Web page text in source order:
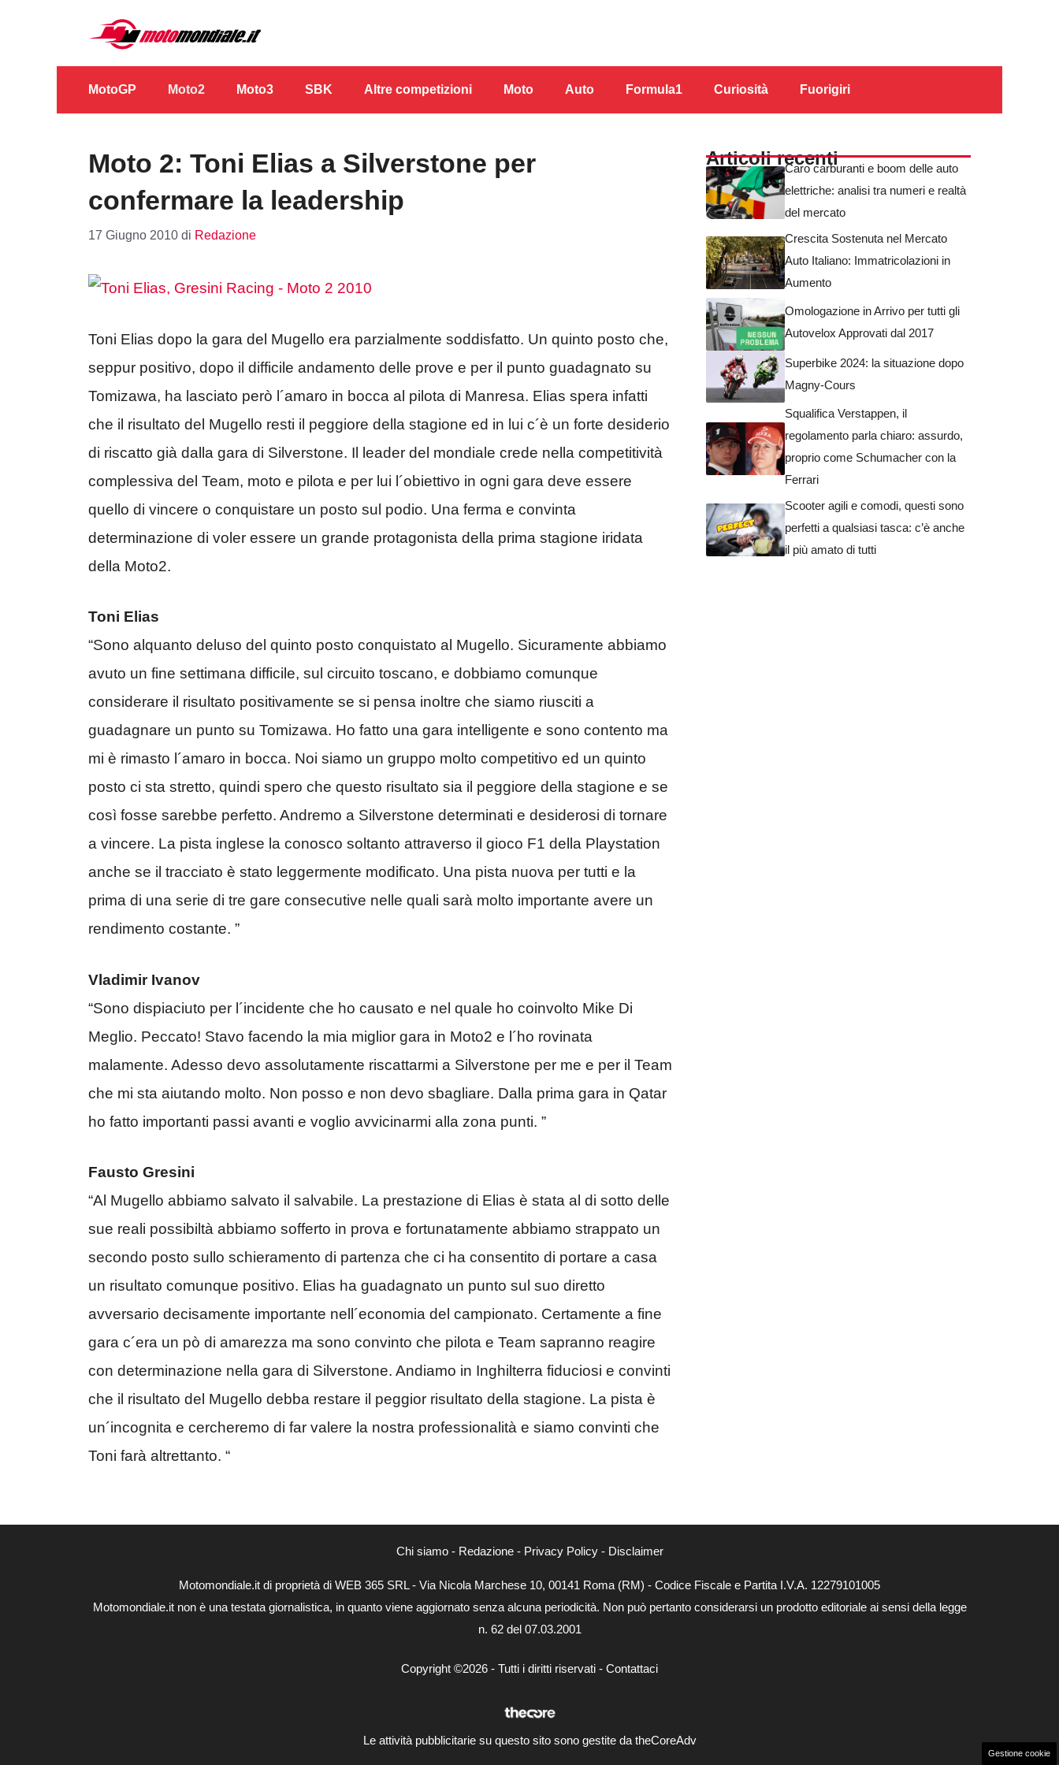
contenuto
MotoGP Moto2 Moto3 SBK Altre competizioni Moto Auto Formula1 Curiosità Fuorigiri
Moto 2: Toni Elias a Silverstone per
confermare la leadership
17 Giugno 2010 di Redazione
Toni Elias dopo la gara del Mugello era parzialmente soddisfatto. Un quinto posto che,
seppur positivo, dopo il difficile andamento delle prove e per il punto guadagnato su
Tomizawa, ha lasciato però l´amaro in bocca al pilota di Manresa. Elias spera infatti
che il risultato del Mugello resti il peggiore della stagione ed in lui c´è un forte desiderio
di riscatto già dalla gara di Silverstone. Il leader del mondiale crede nella competitività
complessiva del Team, moto e pilota e per lui l´obiettivo in ogni gara deve essere
quello di vincere o conquistare un posto sul podio. Una ferma e convinta
determinazione di voler essere un grande protagonista della prima stagione iridata
della Moto2.
Toni Elias
“Sono alquanto deluso del quinto posto conquistato al Mugello. Sicuramente abbiamo
avuto un fine settimana difficile, sul circuito toscano, e dobbiamo comunque
considerare il risultato positivamente se si pensa inoltre che siamo riusciti a
guadagnare un punto su Tomizawa. Ho fatto una gara intelligente e sono contento ma
mi è rimasto l´amaro in bocca. Noi siamo un gruppo molto competitivo ed un quinto
posto ci sta stretto, quindi spero che questo risultato sia il peggiore della stagione e se
così fosse sarebbe perfetto. Andremo a Silverstone determinati e desiderosi di tornare
a vincere. La pista inglese la conosco soltanto attraverso il gioco F1 della Playstation
anche se il tracciato è stato leggermente modificato. Una pista nuova per tutti e la
prima di una serie di tre gare consecutive nelle quali sarà molto importante avere un
rendimento costante. ”
Vladimir Ivanov
“Sono dispiaciuto per l´incidente che ho causato e nel quale ho coinvolto Mike Di
Meglio. Peccato! Stavo facendo la mia miglior gara in Moto2 e l´ho rovinata
malamente. Adesso devo assolutamente riscattarmi a Silverstone per me e per il Team
che mi sta aiutando molto. Non posso e non devo sbagliare. Dalla prima gara in Qatar
ho fatto importanti passi avanti e voglio avvicinarmi alla zona punti. ”
Fausto Gresini
“Al Mugello abbiamo salvato il salvabile. La prestazione di Elias è stata al di sotto delle
sue reali possibiltà abbiamo sofferto in prova e fortunatamente abbiamo strappato un
secondo posto sullo schieramento di partenza che ci ha consentito di portare a casa
un risultato comunque positivo. Elias ha guadagnato un punto sul suo diretto
avversario decisamente importante nell´economia del campionato. Certamente a fine
gara c´era un pò di amarezza ma sono convinto che pilota e Team sapranno reagire
con determinazione nella gara di Silverstone. Andiamo in Inghilterra fiduciosi e convinti
che il risultato del Mugello debba restare il peggior risultato della stagione. La pista è
un´incognita e cercheremo di far valere la nostra professionalità e siamo convinti che
Toni farà altrettanto. “
Articoli recentiCaro carburanti e boom delle auto
elettriche: analisi tra numeri e realtà
del mercato
Crescita Sostenuta nel Mercato
Auto Italiano: Immatricolazioni in
Aumento
Omologazione in Arrivo per tutti gli
Autovelox Approvati dal 2017
Superbike 2024: la situazione dopo
Magny-Cours
Squalifica Verstappen, il
regolamento parla chiaro: assurdo,
proprio come Schumacher con la
Ferrari
Scooter agili e comodi, questi sono
perfetti a qualsiasi tasca: c’è anche
il più amato di tutti
Chi siamo- Redazione- Privacy Policy- Disclaimer
Motomondiale.it di proprietà di WEB 365 SRL - Via Nicola Marchese 10, 00141 Roma (RM) - Codice Fiscale e Partita I.V.A. 12279101005
Motomondiale.it non è una testata giornalistica, in quanto viene aggiornato senza alcuna periodicità. Non può pertanto considerarsi un prodotto editoriale ai sensi della legge
n. 62 del 07.03.2001
Copyright ©2026 - Tutti i diritti riservati - Contattaci
Le attività pubblicitarie su questo sito sono gestite da theCoreAdv
Gestione cookie